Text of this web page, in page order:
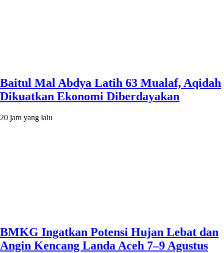
Baitul Mal Abdya Latih 63 Mualaf, Aqidah
Dikuatkan Ekonomi Diberdayakan
20 jam yang lalu
BMKG Ingatkan Potensi Hujan Lebat dan
Angin Kencang Landa Aceh 7–9 Agustus